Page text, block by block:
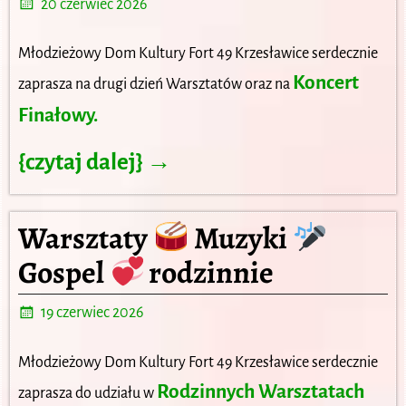
20 czerwiec 2026
Młodzieżowy Dom Kultury Fort 49 Krzesławice serdecznie
zaprasza na drugi dzień Warsztatów oraz na Koncert
Finałowy.
{czytaj dalej} →
Warsztaty
Muzyki
Gospel
rodzinnie
19 czerwiec 2026
Młodzieżowy Dom Kultury Fort 49 Krzesławice serdecznie
zaprasza do udziału w Rodzinnych Warsztatach